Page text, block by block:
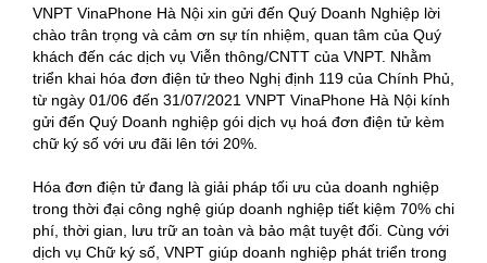
VNPT VinaPhone Hà Nội xin gửi đến Quý Doanh Nghiệp lời
chào trân trọng và cảm ơn sự tín nhiệm, quan tâm của Quý
khách đến các dịch vụ Viễn thông/CNTT của VNPT. Nhằm
triển khai hóa đơn điện tử theo Nghị định 119 của Chính Phủ,
từ ngày 01/06 đến 31/07/2021 VNPT VinaPhone Hà Nội kính
gửi đến Quý Doanh nghiệp gói dịch vụ hoá đơn điện tử kèm
chữ ký số với ưu đãi lên tới 20%.
Hóa đơn điện tử đang là giải pháp tối ưu của doanh nghiệp
trong thời đại công nghệ giúp doanh nghiệp tiết kiệm 70% chi
phí, thời gian, lưu trữ an toàn và bảo mật tuyệt đối. Cùng với
dịch vụ Chữ ký số, VNPT giúp doanh nghiệp phát triển trong